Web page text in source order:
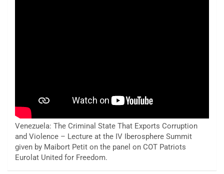
Venezuela: The Criminal State That Exports Corruption
and Violence – Lecture at the IV Iberosphere Summit
given by Maibort Petit on the panel on COT Patriots
Eurolat United for Freedom.